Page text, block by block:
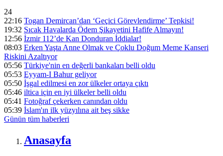
24
22:16 Togan Demircan’dan ‘Geçici Görevlendirme’ Tepkisi!
19:32 Sıcak Havalarda Ödem Şikayetini Hafife Almayın!
12:56 İzmir 112’de Kan Donduran İddialar!
08:03 Erken Yaşta Anne Olmak ve Çoklu Doğum Meme Kanseri
Riskini Azaltıyor
05:56 Türkiye'nin en değerli bankaları belli oldu
05:53 Eyyam-I Bahur geliyor
05:50 İşgal edilmesi en zor ülkeler ortaya çıktı
05:46 iltica için en iyi ülkeler belli oldu
05:41 Fotoğraf çekerken canından oldu
05:39 İslam'ın ilk yüzyılına ait beş sikke
Günün tüm haberleri
Anasayfa